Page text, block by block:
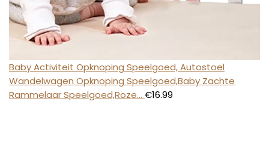
Baby Activiteit Opknoping Speelgoed, Autostoel
Wandelwagen Opknoping Speelgoed,Baby Zachte
Rammelaar Speelgoed,Roze… €16.99